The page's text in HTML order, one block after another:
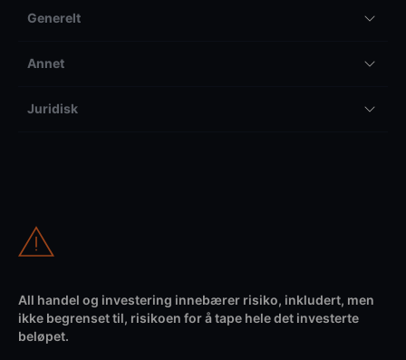
Generelt
Annet
Juridisk
All handel og investering innebærer risiko, inkludert, men
ikke begrenset til, risikoen for å tape hele det investerte
beløpet.